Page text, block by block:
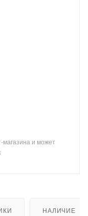
магазина и может
НАЛИЧИЕ